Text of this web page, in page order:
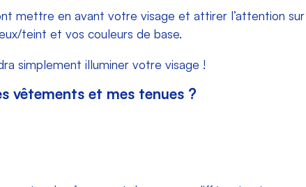
mettre en avant votre visage et attirer l’attention sur
teint et vos couleurs de base.
simplement illuminer votre visage !
vêtements et mes tenues ?